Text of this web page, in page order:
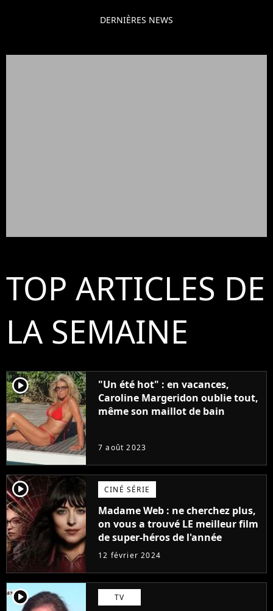
DERNIÈRES NEWS
TOP ARTICLES DE
LA SEMAINE
player2
"Un été hot" : en vacances,
Caroline Margeridon oublie tout,
même son maillot de bain
7 août 2023
player2 CINÉ SÉRIE
Madame Web : ne cherchez plus,
on vous a trouvé LE meilleur film
de super-héros de l'année
12 février 2024
player2 TV